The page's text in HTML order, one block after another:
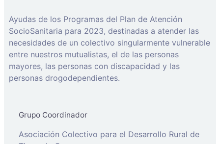
Ayudas de los Programas del Plan de Atención
SocioSanitaria para 2023, destinadas a atender las
necesidades de un colectivo singularmente vulnerable
entre nuestros mutualistas, el de las personas
mayores, las personas con discapacidad y las
personas drogodependientes.
Grupo Coordinador
Asociación Colectivo para el Desarrollo Rural de